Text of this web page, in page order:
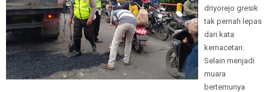
driyorejo gresik
tak pernah lepas
dari kata
kemacetan.
Selain menjadi
muara
bertemunya